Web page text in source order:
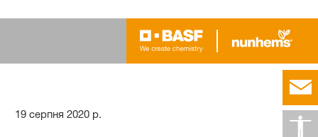
19 серпня 2020 р.